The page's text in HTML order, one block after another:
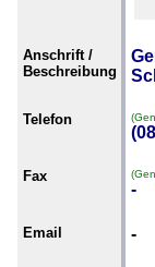
Anschrift /
Beschreibung
Telefon
Fax
-
Email -